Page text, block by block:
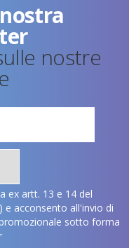
nostre
ex artt. 13 e 14 del
e acconsento all'invio di
sotto forma